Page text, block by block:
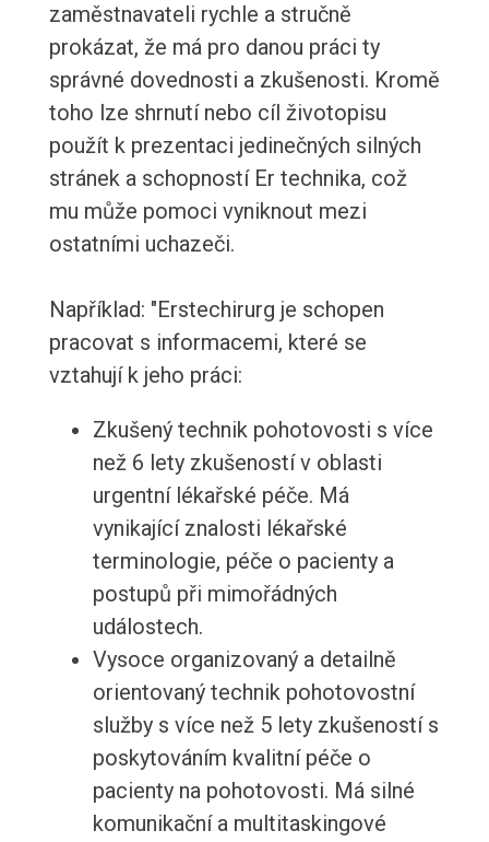
zaměstnavateli rychle a stručně
prokázat, že má pro danou práci ty
správné dovednosti a zkušenosti. Kromě
toho lze shrnutí nebo cíl životopisu
použít k prezentaci jedinečných silných
stránek a schopností Er technika, což
mu může pomoci vyniknout mezi
ostatními uchazeči.
Například: "Erstechirurg je schopen
pracovat s informacemi, které se
vztahují k jeho práci:
Zkušený technik pohotovosti s více
než 6 lety zkušeností v oblasti
urgentní lékařské péče. Má
vynikající znalosti lékařské
terminologie, péče o pacienty a
postupů při mimořádných
událostech.
Vysoce organizovaný a detailně
orientovaný technik pohotovostní
služby s více než 5 lety zkušeností s
poskytováním kvalitní péče o
pacienty na pohotovosti. Má silné
komunikační a multitaskingové